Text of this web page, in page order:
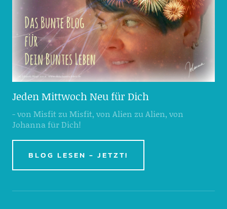
Jeden Mittwoch Neu für Dich
- von Misfit zu Misfit, von Alien zu Alien, von
Johanna für Dich!
BLOG LESEN - JETZT!